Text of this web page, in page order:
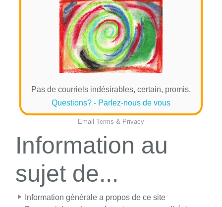
Pas de courriels indésirables, certain, promis.
Questions? - Parlez-nous de vous
Email Terms & Privacy
Information au
sujet de...
Information générale a propos de ce site